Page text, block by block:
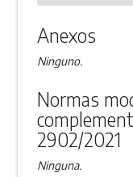
Anexos
Ninguno.
Normas
2902/2021
Ninguna.